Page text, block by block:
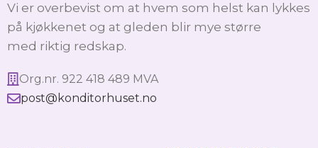
Vi er overbevist om at hvem som helst kan lykkes
på kjøkkenet og at gleden blir mye større
med riktig redskap.
Org.nr. 922 418 489 MVA
post@konditorhuset.no